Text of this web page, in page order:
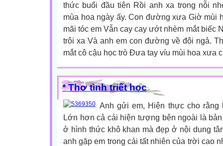
thức buổi đầu tiên Rồi anh xa trong nỗi
mùa hoa ngày ấy. Con đường xưa Giờ mùi
mãi tóc em Vẫn cay cay ướt nhèm mắt biếc
trôi xa Và anh em con đường về đôi ngả.
mắt cô cậu học trò Đưa tay víu mùi hoa xưa
* Thơ tình triết học
Anh gửi em, Hiện thực cho
Lớn hơn cả cái hiện tượng bên ngoài là
ở hình thức khô khan mà đẹp ở nội dung
anh gặp em trong cái tất nhiên của trời cao